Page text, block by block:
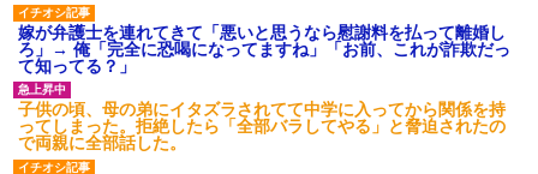
嫁が弁護士を連れてきて「悪いと思うなら慰謝料を払って離婚し
ろ」→ 俺「完全に恐喝になってますね」「お前、これが詐欺だっ
て知ってる？」
子供の頃、母の弟にイタズラされてて中学に入ってから関係を持
ってしまった。拒絶したら「全部バラしてやる」と脅迫されたの
で両親に全部話した。